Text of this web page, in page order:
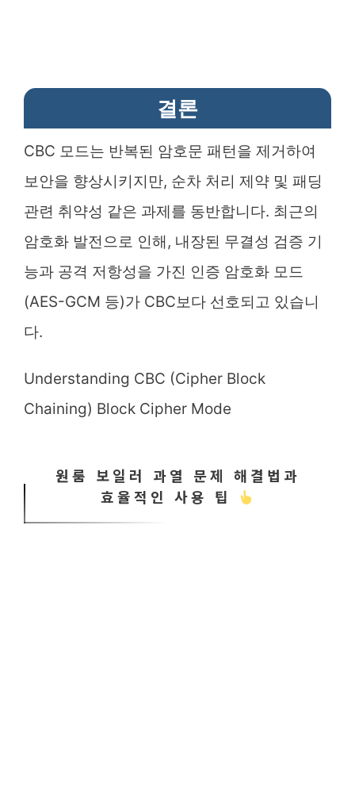
결론
CBC 모드는 반복된 암호문 패턴을 제거하여
보안을 향상시키지만, 순차 처리 제약 및 패딩
관련 취약성 같은 과제를 동반합니다. 최근의
암호화 발전으로 인해, 내장된 무결성 검증 기
능과 공격 저항성을 가진 인증 암호화 모드
(AES-GCM 등)가 CBC보다 선호되고 있습니
다.
Understanding CBC (Cipher Block
Chaining) Block Cipher Mode
원룸 보일러 과열 문제 해결법과
효율적인 사용 팁